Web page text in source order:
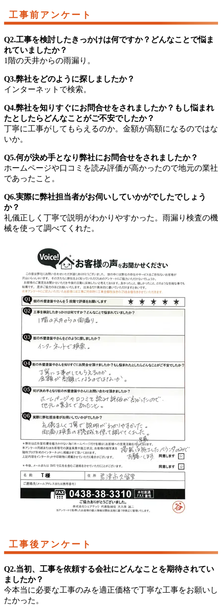
工事前アンケート
Q2.工事を検討したきっかけは何ですか？どんなことで悩ま
れていましたか？
1階の天井からの雨漏り。
Q3.弊社をどのように探しましたか？
インターネットで検索。
Q4.弊社を知りすぐにお問合せをされましたか？もし悩まれ
たとしたらどんなことがご不安でしたか？
丁寧に工事がしてもらえるのか。金額が高額になるのではな
いか。
Q5.何が決め手となり弊社にお問合せをされましたか？
ホームページや口コミを読み評価が高かったので地元の業社
であったこと。
Q6.実際に弊社担当者がお伺いしていかがでしたでしょう
か？
礼儀正しく丁寧で説明がわかりやすかった。雨漏り検査の機
械を使って調べてくれた。
工事後アンケート
Q2.当初、工事を依頼する会社にどんなことを期待されてい
ましたか？
今本当に必要な工事のみを適正価格で丁寧な工事をお願いし
たかった。